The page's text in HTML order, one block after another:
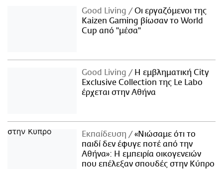
Good Living
Οι εργαζόμενοι της
Kaizen Gaming βίωσαν το World
Cup από "μέσα"
Good Living
Η εμβληματική City
Exclusive Collection της Le Labo
έρχεται στην Αθήνα
Εκπαίδευση
«Νιώσαμε ότι το
παιδί δεν έφυγε ποτέ από την
Αθήνα»: Η εμπειρία οικογενειών
που επέλεξαν σπουδές στην Κύπρο